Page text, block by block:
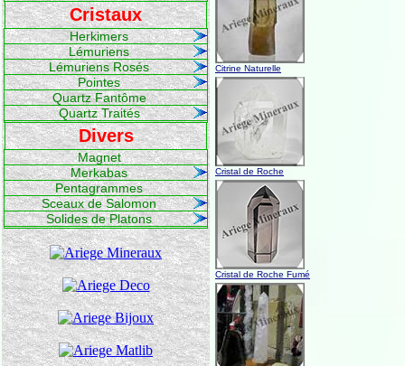
Cristaux
Herkimers
Lémuriens
Lémuriens Rosés
Pointes
Quartz Fantôme
Quartz Traités
Divers
Magnet
Merkabas
Pentagrammes
Sceaux de Salomon
Solides de Platons
Citrine Naturelle
Cristal de Roche
Cristal de Roche Fumé